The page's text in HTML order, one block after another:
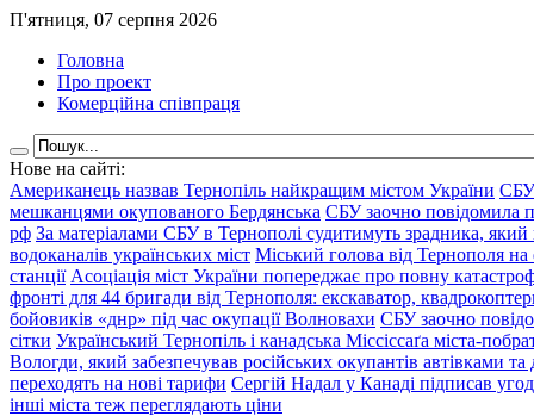
П'ятниця, 07 серпня 2026
Головна
Про проект
Комерційна співпраця
Нове на сайті:
Американець назвав Тернопіль найкращим містом України СБУ
мешканцями окупованого Бердянська СБУ заочно повідомила
рф За матеріалами СБУ в Тернополі судитимуть зрадника, який
водоканалів українських міст Міський голова від Тернополя
станції Асоціація міст України попереджає про повну
фронті для 44 бригади від Тернополя: екскаватор,
бойовиків «днр» під час окупації Волновахи СБУ заочно
сітки Український Тернопіль і канадська Міссіссаґа міста-
Вологди, який забезпечував російських окупантів автівками
переходять на нові тарифи Сергій Надал у Канаді підписав
інші міста теж переглядають ціни